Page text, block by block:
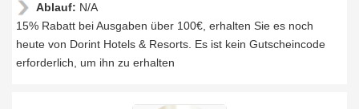
Ablauf: N/A
15% Rabatt bei Ausgaben über 100€, erhalten Sie es noch
heute von Dorint Hotels & Resorts. Es ist kein Gutscheincode
erforderlich, um ihn zu erhalten